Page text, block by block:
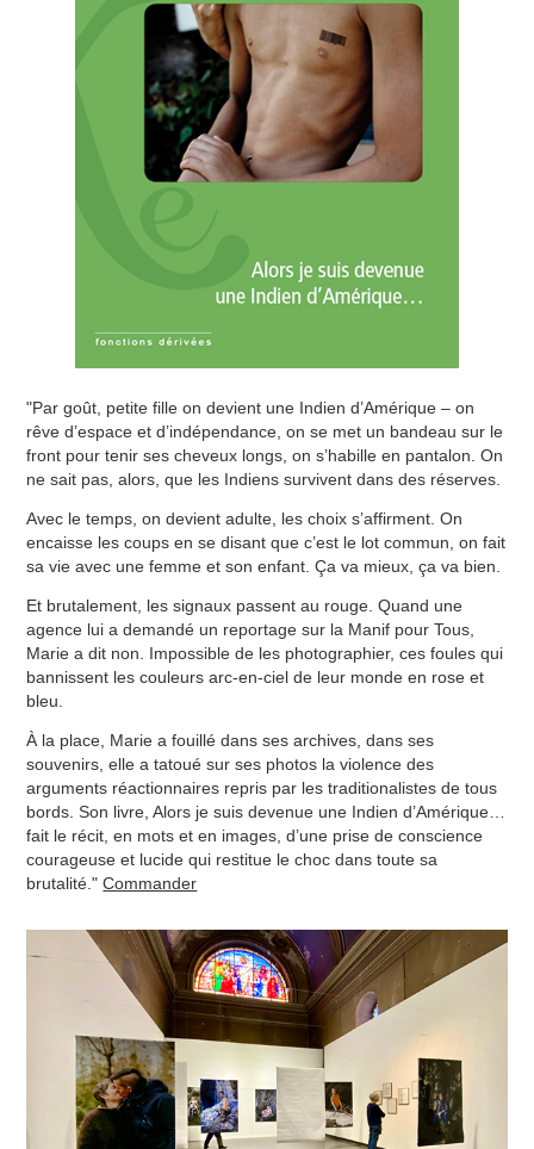
"Par goût, petite fille on devient une Indien d’Amérique – on
rêve d’espace et d’indépendance, on se met un bandeau sur le
front pour tenir ses cheveux longs, on s’habille en pantalon. On
ne sait pas, alors, que les Indiens survivent dans des réserves.
Avec le temps, on devient adulte, les choix s’affirment. On
encaisse les coups en se disant que c’est le lot commun, on fait
sa vie avec une femme et son enfant. Ça va mieux, ça va bien.
Et brutalement, les signaux passent au rouge. Quand une
agence lui a demandé un reportage sur la Manif pour Tous,
Marie a dit non. Impossible de les photographier, ces foules qui
bannissent les couleurs arc-en-ciel de leur monde en rose et
bleu.
À la place, Marie a fouillé dans ses archives, dans ses
souvenirs, elle a tatoué sur ses photos la violence des
arguments réactionnaires repris par les traditionalistes de tous
bords. Son livre, Alors je suis devenue une Indien d’Amérique…
fait le récit, en mots et en images, d’une prise de conscience
courageuse et lucide qui restitue le choc dans toute sa
brutalité."Commander